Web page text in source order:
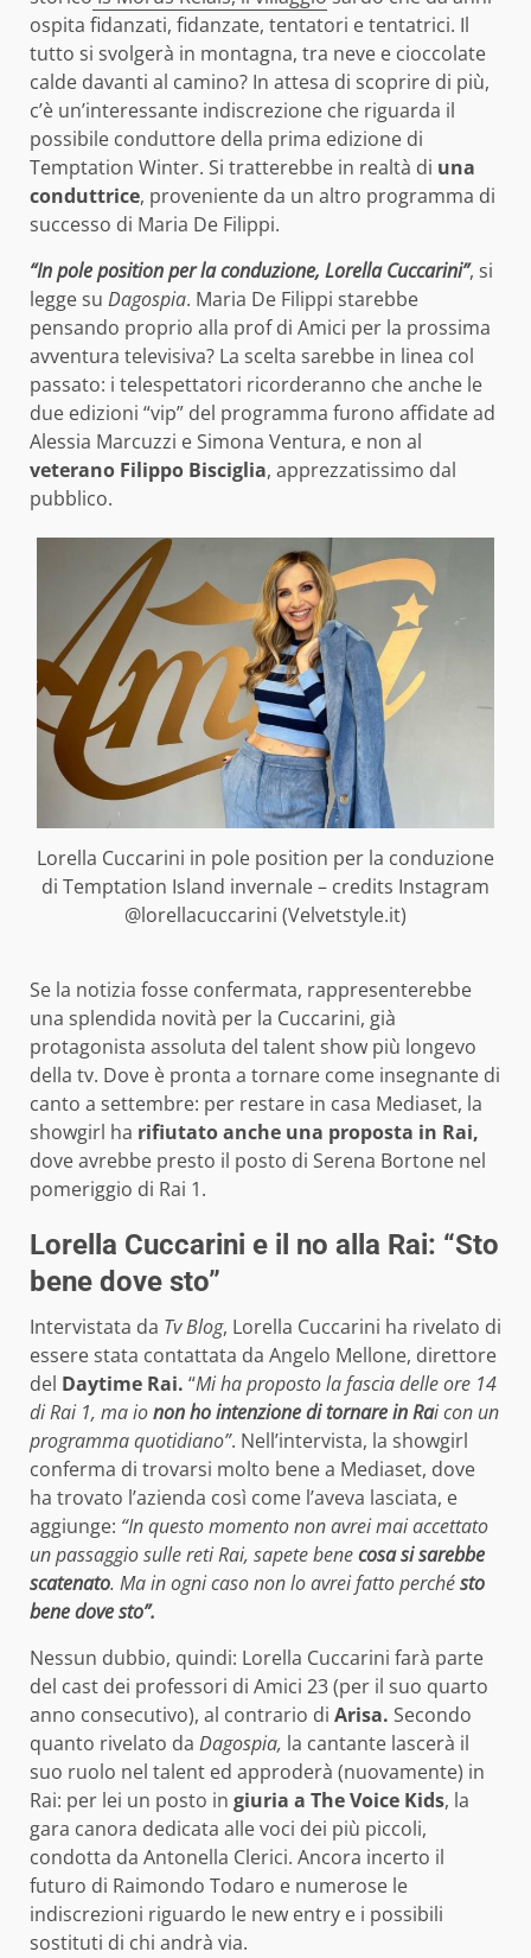
ospita fidanzati, fidanzate, tentatori e tentatrici. Il
tutto si svolgerà in montagna, tra neve e cioccolate
calde davanti al camino? In attesa di scoprire di più,
c’è un’interessante indiscrezione che riguarda il
possibile conduttore della prima edizione di
Temptation Winter. Si tratterebbe in realtà di una
conduttrice, proveniente da un altro programma di
successo di Maria De Filippi.
“In pole position per la conduzione, Lorella Cuccarini”, si
legge su Dagospia. Maria De Filippi starebbe
pensando proprio alla prof di Amici per la prossima
avventura televisiva? La scelta sarebbe in linea col
passato: i telespettatori ricorderanno che anche le
due edizioni “vip” del programma furono affidate ad
Alessia Marcuzzi e Simona Ventura, e non al
veterano Filippo Bisciglia, apprezzatissimo dal
pubblico.
Lorella Cuccarini in pole position per la conduzione
di Temptation Island invernale – credits Instagram
@lorellacuccarini (Velvetstyle.it)
Se la notizia fosse confermata, rappresenterebbe
una splendida novità per la Cuccarini, già
protagonista assoluta del talent show più longevo
della tv. Dove è pronta a tornare come insegnante di
canto a settembre: per restare in casa Mediaset, la
showgirl ha rifiutato anche una proposta in Rai,
dove avrebbe presto il posto di Serena Bortone nel
pomeriggio di Rai 1.
Lorella Cuccarini e il no alla Rai: “Sto
bene dove sto”
Intervistata da Tv Blog, Lorella Cuccarini ha rivelato di
essere stata contattata da Angelo Mellone, direttore
del Daytime Rai. “Mi ha proposto la fascia delle ore 14
di Rai 1, ma ionon ho intenzione di tornare in Rai con un
programma quotidiano”. Nell’intervista, la showgirl
conferma di trovarsi molto bene a Mediaset, dove
ha trovato l’azienda così come l’aveva lasciata, e
aggiunge: “In questo momento non avrei mai accettato
un passaggio sulle reti Rai, sapete benecosa si sarebbe
scatenato. Ma in ogni caso non lo avrei fatto perchésto
bene dove sto”.
Nessun dubbio, quindi: Lorella Cuccarini farà parte
del cast dei professori di Amici 23 (per il suo quarto
anno consecutivo), al contrario di Arisa. Secondo
quanto rivelato da Dagospia, la cantante lascerà il
suo ruolo nel talent ed approderà (nuovamente) in
Rai: per lei un posto in giuria a The Voice Kids, la
gara canora dedicata alle voci dei più piccoli,
condotta da Antonella Clerici. Ancora incerto il
futuro di Raimondo Todaro e numerose le
indiscrezioni riguardo le new entry e i possibili
sostituti di chi andrà via.